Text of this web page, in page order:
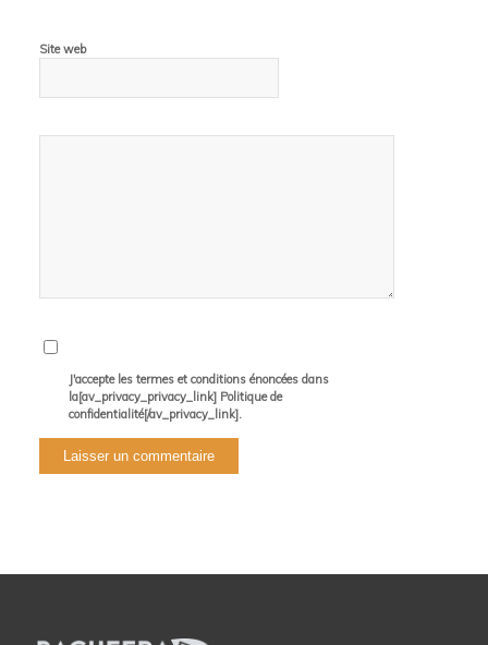
Site web
J'accepte les termes et conditions énoncées dans
la[av_privacy_privacy_link] Politique de
confidentialité[/av_privacy_link].